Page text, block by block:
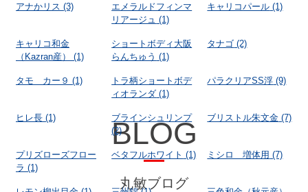
BLOG
丸敏ブログ
アナかリス (3)
エメラルドフィンマ
リアージュ (1)
キャリコパール (1)
キャリコ和金
（Kazran産）
(1)
ショートボディ大阪
らんちゅう (1)
タナゴ (2)
タモ カー９ (1)
トラ柄ショートボデ
ィオランダ (1)
パラクリアSS浮 (9)
ヒレ長 (1)
ブラインシュリンプ
(2)
ブリストル朱文金 (7)
プリズローズフロー
ラ (1)
ベタフルホワイト (1) ミシロ 増体用 (7)